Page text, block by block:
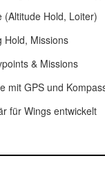
(Altitude Hold, Loiter)
Hold, Missions
& Missions
mit GPS und
für Wings entwickelt